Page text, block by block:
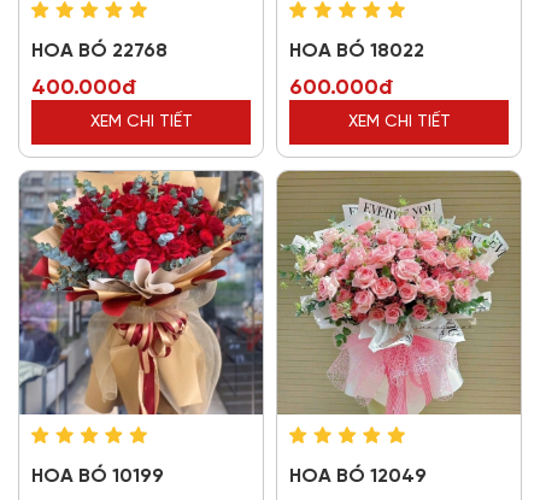
HOA BÓ 22768
400.000đ
XEM CHI TIẾT
HOA BÓ 18022
600.000đ
XEM CHI TIẾT
HOA BÓ 10199 HOA BÓ 12049